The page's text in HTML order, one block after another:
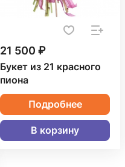
21 500 ₽
Букет из 21 красного
пиона
Подробнее
В корзину